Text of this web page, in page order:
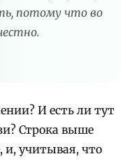
потому что во
И есть ли тут
Строка выше
и, учитывая, что